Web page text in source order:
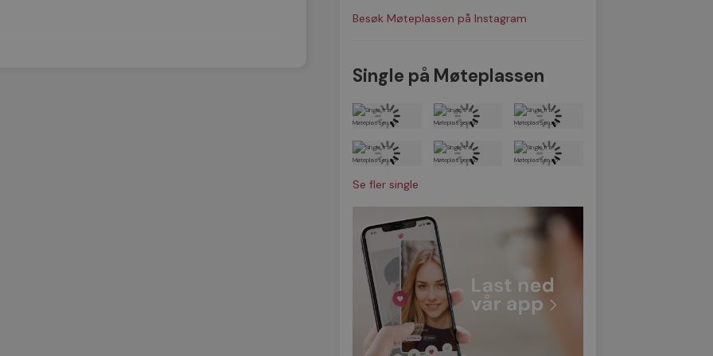
Besøk Møteplassen på Instagram
Single på Møteplassen
Se fler single